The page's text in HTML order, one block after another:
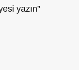
yazın”